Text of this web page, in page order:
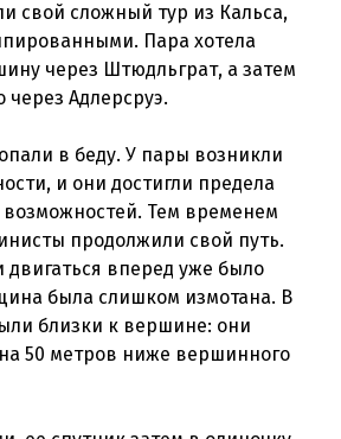
свой сложный тур из Кальса,
Пара хотела
через Штюдльграт, а затем
через Адлерсруэ.
в беду. У пары возникли
и они достигли предела
Тем временем
продолжили свой путь.
двигаться вперед уже было
была слишком измотана. В
близки к вершине: они
50 метров ниже вершинного